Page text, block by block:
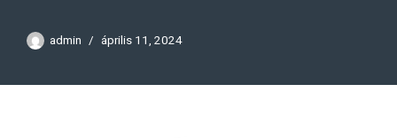
admin április 11, 2024